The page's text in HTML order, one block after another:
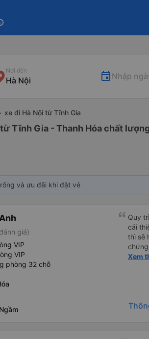
Nơi đến
Nhập
xe đi Hà Nội từ Tĩnh Gia
Tĩnh Gia - Thanh Hóa chất
và ưu đãi khi đặt vé
giá)
VIP
VIP
phòng 32 chỗ
Quy
cải
thì sẽ
rồi:
Xem